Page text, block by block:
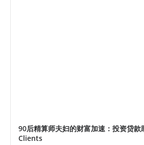
90后精算师夫妇的财富加速：投资贷
Clients